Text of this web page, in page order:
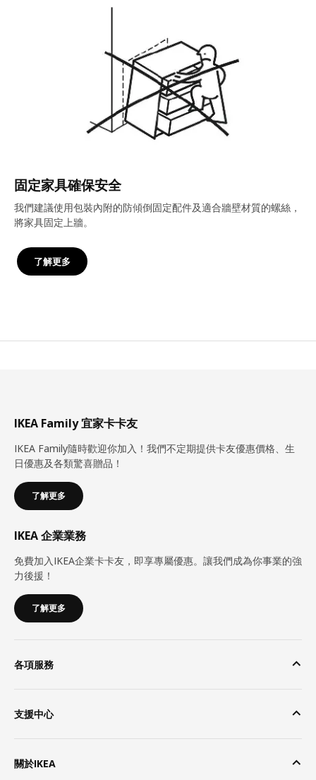
固定家具確保安全
我們建議使用包裝內附的防傾倒固定配件及適合牆壁材質的螺絲，
將家具固定上牆。
了解更多
IKEA Family 宜家卡卡友
IKEA Family隨時歡迎你加入！我們不定期提供卡友優惠價格、生
日優惠及各類驚喜贈品！
了解更多
IKEA 企業業務
免費加入IKEA企業卡卡友，即享專屬優惠。讓我們成為你事業的強
力後援！
了解更多
各項服務
支援中心
關於IKEA